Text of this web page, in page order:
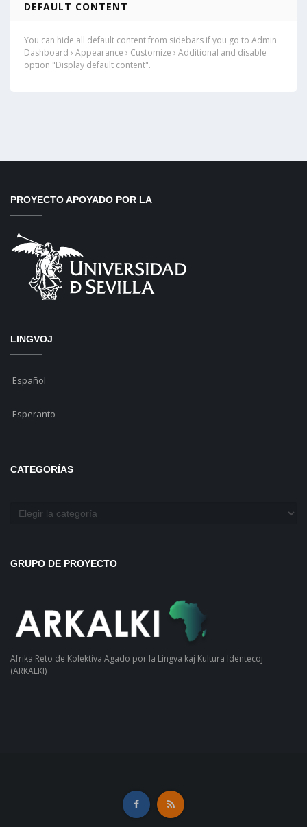
DEFAULT CONTENT
You can hide all default content from sidebars if you go to Admin
Dashboard › Appearance › Customize › Additional and disable
option "Display default content".
PROYECTO APOYADO POR LA
LINGVOJ
Español
Esperanto
CATEGORÍAS
Categorías
GRUPO DE PROYECTO
Afrika Reto de Kolektiva Agado por la Lingva kaj Kultura Identecoj
(ARKALKI)